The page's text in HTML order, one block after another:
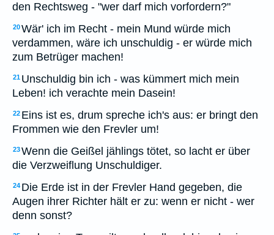
den Rechtsweg - "wer darf mich vorfordern?"
20Wär' ich im Recht - mein Mund würde mich
verdammen, wäre ich unschuldig - er würde mich
zum Betrüger machen!
21 Unschuldig bin ich - was kümmert mich mein
Leben! ich verachte mein Dasein!
22 Eins ist es, drum spreche ich's aus: er bringt den
Frommen wie den Frevler um!
23Wenn die Geißel jählings tötet, so lacht er über
die Verzweiflung Unschuldiger.
24 Die Erde ist in der Frevler Hand gegeben, die
Augen ihrer Richter hält er zu: wenn er nicht - wer
denn sonst?